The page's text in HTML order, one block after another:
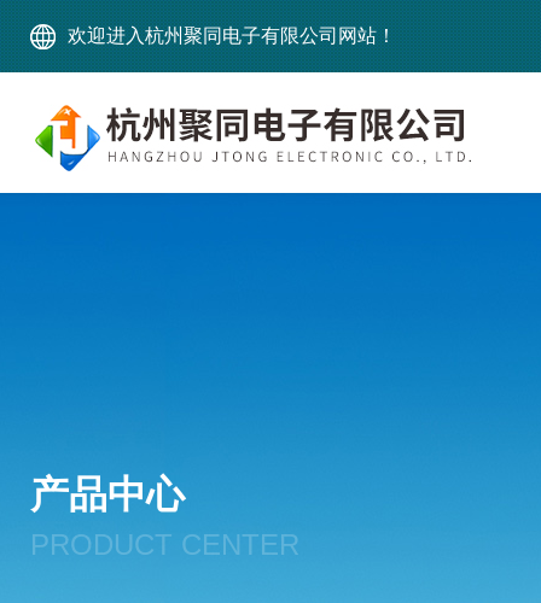
欢迎进入杭州聚同电子有限公司网站！
产品中心
PRODUCT CENTER